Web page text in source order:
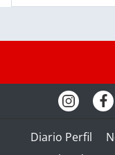
Diario Perfil